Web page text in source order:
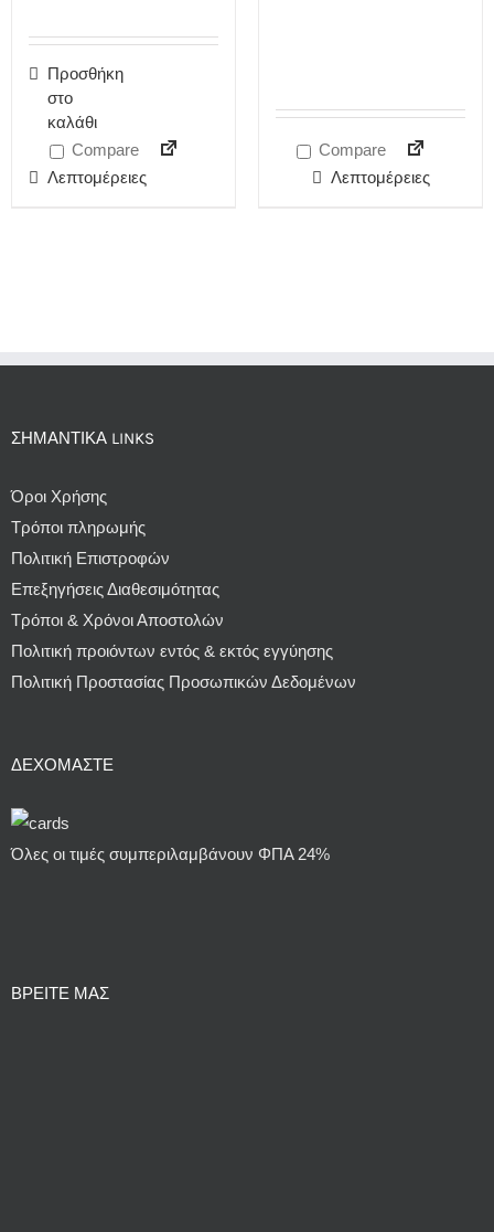
Προσθήκη
στο
καλάθι
Compare
Λεπτομέρειες
Compare
Λεπτομέρειες
ΣΗΜΑΝΤΙΚΆ LINKS
Όροι Χρήσης
Τρόποι πληρωμής
Πολιτική Επιστροφών
Επεξηγήσεις Διαθεσιμότητας
Τρόποι & Χρόνοι Αποστολών
Πολιτική προιόντων εντός & εκτός εγγύησης
Πολιτική Προστασίας Προσωπικών Δεδομένων
ΔΕΧΌΜΑΣΤΕ
Όλες οι τιμές συμπεριλαμβάνουν ΦΠΑ 24%
ΒΡΕΙΤΕ ΜΑΣ